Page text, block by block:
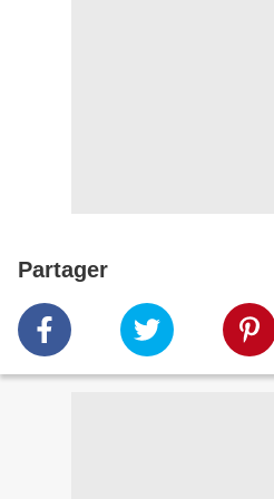
Partager